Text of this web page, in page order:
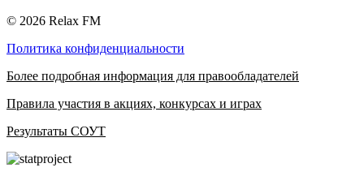
© 2026 Relax FM
Политика конфиденциальности
Более подробная информация для правообладателей
Правила участия в акциях, конкурсах и играх
Результаты СОУТ